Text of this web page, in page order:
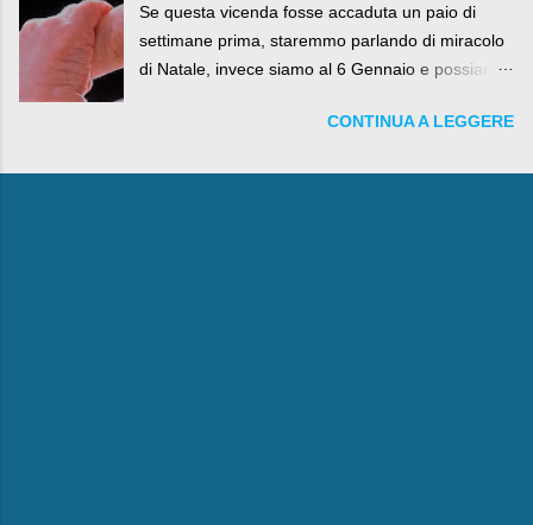
Se questa vicenda fosse accaduta un paio di
settimane prima, staremmo parlando di miracolo
di Natale, invece siamo al 6 Gennaio e possiamo
e la Befana, visto il lieto epilogo della vicenda.
CONTINUA A LEGGERE